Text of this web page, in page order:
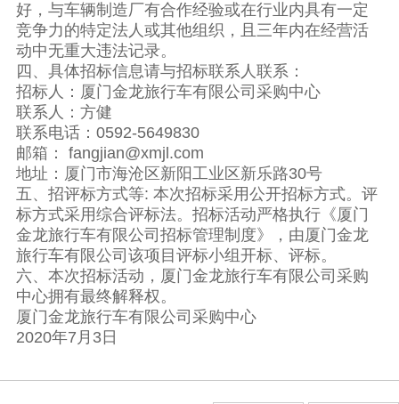
好，与车辆制造厂有合作经验或在行业内具有一定
竞争力的特定法人或其他组织，且三年内在经营活
动中无重大违法记录。
四、具体招标信息请与招标联系人联系：
招标人：厦门金龙旅行车有限公司采购中心
联系人：方健
联系电话：0592-5649830
邮箱： fangjian@xmjl.com
地址：厦门市海沧区新阳工业区新乐路30号
五、招评标方式等: 本次招标采用公开招标方式。评
标方式采用综合评标法。招标活动严格执行《厦门
金龙旅行车有限公司招标管理制度》，由厦门金龙
旅行车有限公司该项目评标小组开标、评标。
六、本次招标活动，厦门金龙旅行车有限公司采购
中心拥有最终解释权。
厦门金龙旅行车有限公司采购中心
2020年7月3日